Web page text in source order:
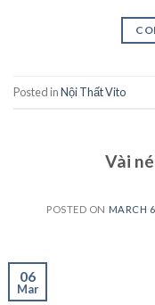
Posted inNội Thất Vito
Vài
POSTED ON MARCH
06
Mar